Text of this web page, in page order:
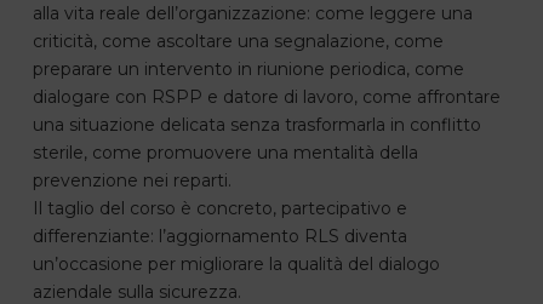
alla vita reale dell’organizzazione: come leggere una
criticità, come ascoltare una segnalazione, come
preparare un intervento in riunione periodica, come
dialogare con RSPP e datore di lavoro, come affrontare
una situazione delicata senza trasformarla in conflitto
sterile, come promuovere una mentalità della
prevenzione nei reparti.
Il taglio del corso è concreto, partecipativo e
differenziante: l’aggiornamento RLS diventa
un’occasione per migliorare la qualità del dialogo
aziendale sulla sicurezza.